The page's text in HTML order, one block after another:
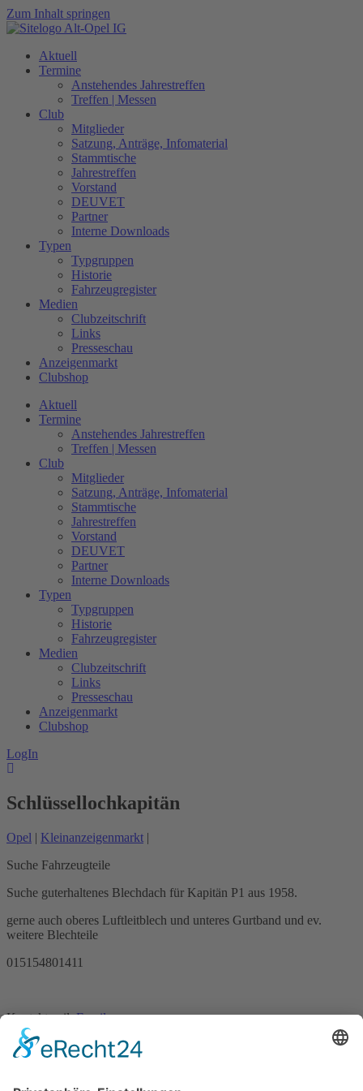
Zum Inhalt springen
Aktuell
Termine
Anstehendes Jahrestreffen
Treffen | Messen
Club
Mitglieder
Satzung, Anträge, Infomaterial
Stammtische
Jahrestreffen
Vorstand
DEUVET
Partner
Interne Downloads
Typen
Typgruppen
Historie
Fahrzeugregister
Medien
Clubzeitschrift
Links
Presseschau
Anzeigenmarkt
Clubshop
Aktuell
Termine
Anstehendes Jahrestreffen
Treffen | Messen
Club
Mitglieder
Satzung, Anträge, Infomaterial
Stammtische
Jahrestreffen
Vorstand
DEUVET
Partner
Interne Downloads
Typen
Typgruppen
Historie
Fahrzeugregister
Medien
Clubzeitschrift
Links
Presseschau
Anzeigenmarkt
Clubshop
LogIn
Schlüssellochkapitän
Opel | Kleinanzeigenmarkt |
Suche Fahrzeugteile
Suche guterhaltenes Blechdach für Kapitän P1 aus 1958.
gerne auch oberes Luftleitblech und unteres Gurtband und ev.
weitere Blechteile
015154801411
Kontaktmail:Email
Name: Georg Schurek
Impressum